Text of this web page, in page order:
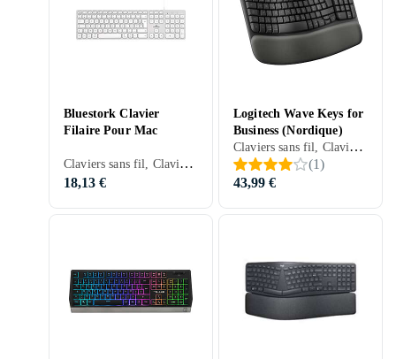
Bluestork Clavier
Filaire Pour Mac
Claviers sans fil, Claviers filaires, Claviers ergonomiques, Mac, Tablettes, Ergonomiquement
18,13 €
Logitech Wave Keys for
Business (Nordique)
Claviers sans fil, Claviers ergonomiques, Membran, Nordique, PC, Mac, Ergonomiquement
(1)
43,99 €